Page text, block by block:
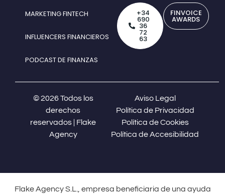
MARKETING FINTECH
INFLUENCERS FINANCIEROS
PODCAST DE FINANZAS
+34
690
36
72
63
FINVOICE
AWARDS
© 2026 Todos los
derechos
reservados | Flake
Agency
Aviso Legal
Política de Privacidad
Política de Cookies
Política de Accesibilidad
Flake Agency S.L., empresa beneficiaria de una ayuda